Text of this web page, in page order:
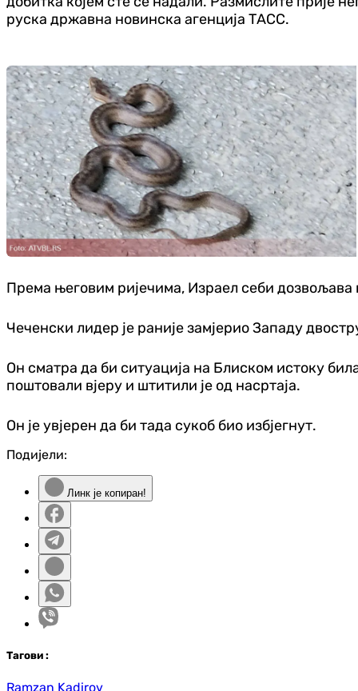
руска државна новинска агенција ТАСС.
Према његовим ријечима, Израел себи
Чеченски лидер је раније замјерио Западу
Он сматра да би ситуација на Блиском истоку
поштовали вјеру и штитили је од насртаја.
Он је увјерен да би тада сукоб био избјегнут.
Подијели:
Линк је копиран!
Тагови :
Ramzan Kadirov